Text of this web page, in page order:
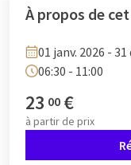
Enfants de 4 à 12 ans
Enfants de 3 ans et
À propos de
01 janv. 2026 - 31
06:30 - 11:00
23 00 €
à partir de prix